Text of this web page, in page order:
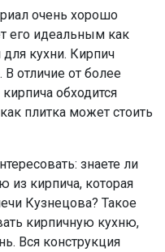
очень хорошо
его идеальным как
для кухни. Кирпич
отличие от более
обходится
плитка может стоить
знаете ли
из кирпича, которая
Кузнецова? Такое
кирпичную кухню,
Вся конструкция